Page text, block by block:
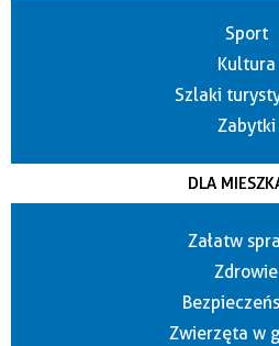
Sport
Kultura
Szlaki
Zabytki
DLA
Załatw
Zdrowie
Zwierzęta w